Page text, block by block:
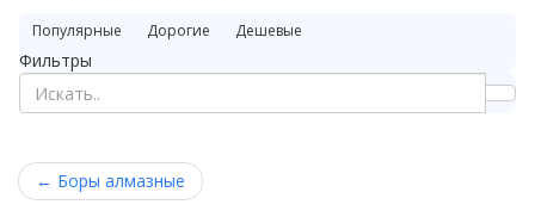
Популярные Дорогие Дешевые
Фильтры
← Боры алмазные